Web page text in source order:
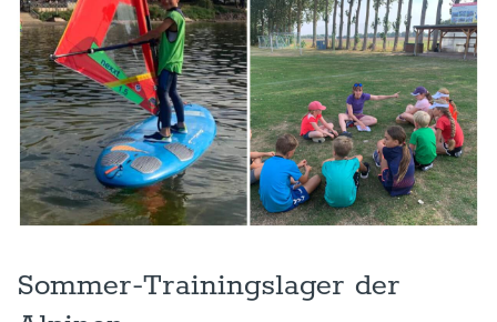
Sommer-Trainingslager der